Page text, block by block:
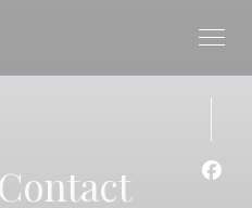
de cookies